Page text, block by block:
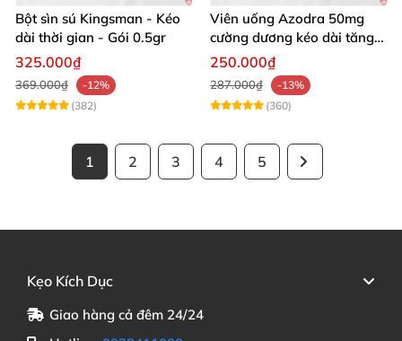
Bột sìn sú Kingsman - Kéo
dài thời gian - Gói 0.5gr
325.000₫
369.000₫
-12%
(382)
Viên uống Azodra 50mg
cường dương kéo dài tăng
sinh lý nam
250.000₫
287.000₫
-13%
(360)
1 2 3 4 5
Kẹo Kích Dục
Giao hàng cả đêm 24/24